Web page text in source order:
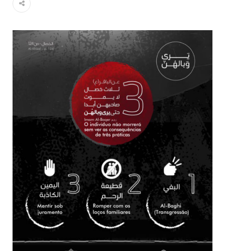
no ano novo muçulmano de 1435 Hejrita. Desejamos a
todos os irmãos e irmãs um novo
10 DE NOVEMBRO DE 2013
Falecimento do Imam Ali Ibn Al-Hussein
(A.S.)
Em nome de Deus, o Clemente, o Misericordioso! Diante da
data em que relembramos o martírio do quarto Imam dos
muçulmanos, o Imam Ali Ibn Al-Hussein Ibn Ali Ibn Abi Táleb
(A.S.), conhecido por “Zein Al-Ábidin” (Formosura
NOTÍCIAS
3 DE JULHO DE 2014
Centro Islâmico no Brasil recebe o ex-
ministro das Relações Exteriores da
República Islâmica do Irã
Na noite da quinta-feira, 03 de Abril, o Centro Islâmico no
Brasil recebeu em sua sede, em São Paulo, o ex-ministro das
Relações Exteriores da República Islâmica do Irã, Sr. Kamal
Kharrazi, que encontra-se visitando